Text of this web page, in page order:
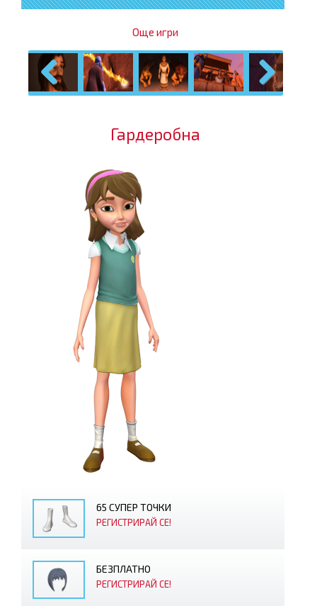
Още игри
Previous Next
Гардеробна
65 СУПЕР ТОЧКИ
РЕГИСТРИРАЙ СЕ!
БЕЗПЛАТНО
РЕГИСТРИРАЙ СЕ!